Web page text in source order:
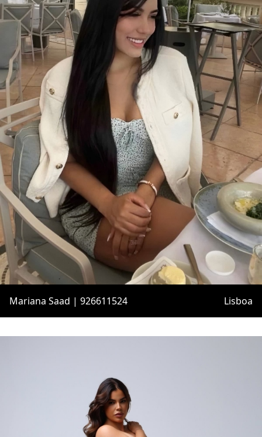
Mariana Saad | 926611524 Lisboa